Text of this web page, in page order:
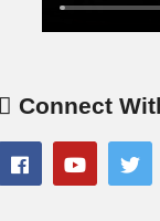
Connect